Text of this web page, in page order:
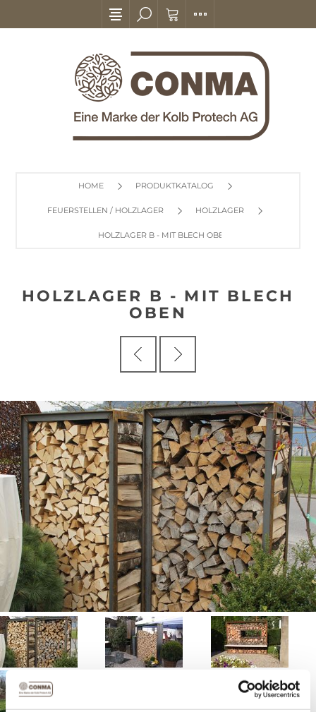
HOME PRODUKTKATALOG
FEUERSTELLEN / HOLZLAGER HOLZLAGER
HOLZLAGER B - MIT BLECH OBEN
HOLZLAGER B - MIT BLECH
OBEN